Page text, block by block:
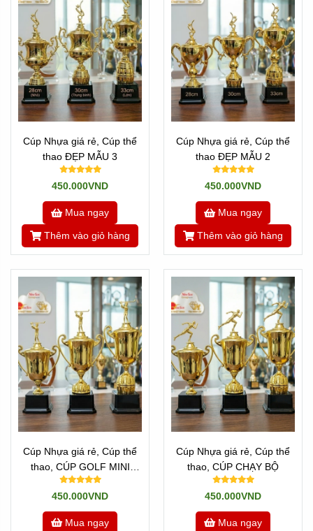
Cúp Nhựa giá rẻ, Cúp thể
thao ĐẸP MẪU 3
450.000VND
Mua ngay
Thêm vào giỏ hàng
Cúp Nhựa giá rẻ, Cúp thể
thao ĐẸP MẪU 2
450.000VND
Mua ngay
Thêm vào giỏ hàng
Cúp Nhựa giá rẻ, Cúp thể
thao, CÚP GOLF MINI
30cm TRƯNG BÀY
450.000VND
Mua ngay
Cúp Nhựa giá rẻ, Cúp thể
thao, CÚP CHẠY BỘ
450.000VND
Mua ngay